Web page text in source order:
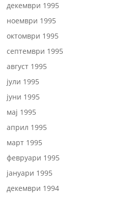
декември 1995
ноември 1995
октомври 1995
септември 1995
август 1995
јули 1995
јуни 1995
мај 1995
април 1995
март 1995
февруари 1995
јануари 1995
декември 1994